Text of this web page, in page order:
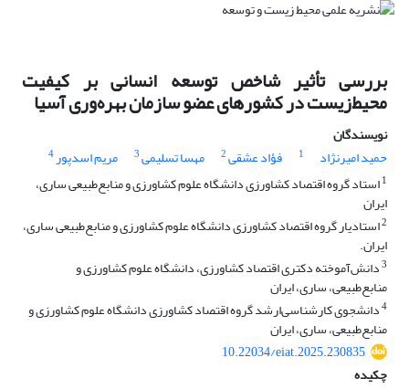
بررسی تأثیر شاخص توسعه انسانی بر کیفیت
‌‌محیط‌زیست در کشورهای عضو سازمان بهره‌وری آسیا
نویسندگان
حمید امیرنژاد
1 فؤاد عشقی2 مهسا تسلیمی3 مریم اسدپور4
1استاد گروه اقتصاد کشاورزی دانشگاه علوم کشاورزی و منابع‌طبیعی ساری،
ایران
2استادیار گروه اقتصاد کشاورزی دانشگاه علوم کشاورزی و منابع‌طبیعی ساری،
ایران.
3دانش‌آموخته دکتری اقتصاد کشاورزی، دانشگاه علوم کشاورزی و
منابع‌طبیعی، ساری، ایران
4دانشجوی کارشناسی‌ارشد گروه اقتصاد کشاورزی دانشگاه علوم کشاورزی و
منابع‌طبیعی، ساری، ایران
10.22034/eiat.2025.230835
چکیده